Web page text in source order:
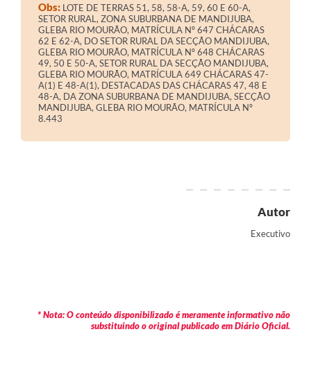
Obs: LOTE DE TERRAS 51, 58, 58-A, 59, 60 E 60-A,
SETOR RURAL, ZONA SUBURBANA DE MANDIJUBA,
GLEBA RIO MOURÃO, MATRÍCULA Nº 647 CHÁCARAS
62 E 62-A, DO SETOR RURAL DA SECÇÃO MANDIJUBA,
GLEBA RIO MOURÃO, MATRÍCULA Nº 648 CHÁCARAS
49, 50 E 50-A, SETOR RURAL DA SECÇÃO MANDIJUBA,
GLEBA RIO MOURÃO, MATRÍCULA 649 CHÁCARAS 47-
A(1) E 48-A(1), DESTACADAS DAS CHÁCARAS 47, 48 E
48-A, DA ZONA SUBURBANA DE MANDIJUBA, SECÇÃO
MANDIJUBA, GLEBA RIO MOURÃO, MATRÍCULA Nº
8.443
Autor
Executivo
* Nota: O conteúdo disponibilizado é meramente informativo não
substituindo o original publicado em Diário Oficial.